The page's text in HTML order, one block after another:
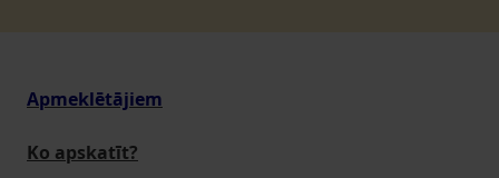
Apmeklētājiem
Ko apskatīt?